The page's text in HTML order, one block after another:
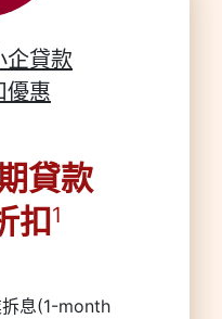
企貸款
優惠
貸款
扣 1
息(1-month